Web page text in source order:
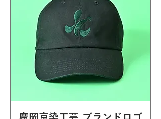
廣岡京染工芸 ブランドロゴ